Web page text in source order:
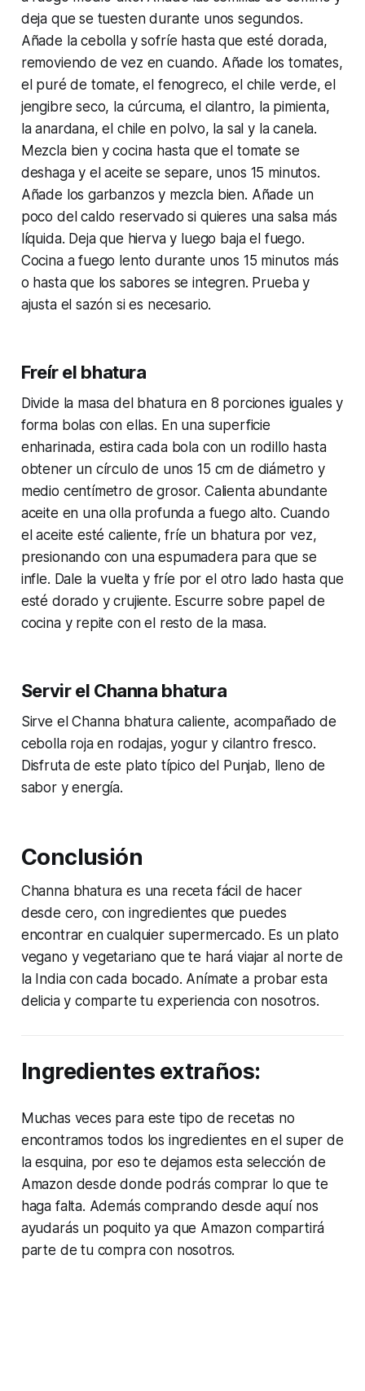
deja que se tuesten durante unos segundos.
Añade la cebolla y sofríe hasta que esté dorada,
removiendo de vez en cuando. Añade los tomates,
el puré de tomate, el fenogreco, el chile verde, el
jengibre seco, la cúrcuma, el cilantro, la pimienta,
la anardana, el chile en polvo, la sal y la canela.
Mezcla bien y cocina hasta que el tomate se
deshaga y el aceite se separe, unos 15 minutos.
Añade los garbanzos y mezcla bien. Añade un
poco del caldo reservado si quieres una salsa más
líquida. Deja que hierva y luego baja el fuego.
Cocina a fuego lento durante unos 15 minutos más
o hasta que los sabores se integren. Prueba y
ajusta el sazón si es necesario.
Freír el bhatura
Divide la masa del bhatura en 8 porciones iguales y
forma bolas con ellas. En una superficie
enharinada, estira cada bola con un rodillo hasta
obtener un círculo de unos 15 cm de diámetro y
medio centímetro de grosor. Calienta abundante
aceite en una olla profunda a fuego alto. Cuando
el aceite esté caliente, fríe un bhatura por vez,
presionando con una espumadera para que se
infle. Dale la vuelta y fríe por el otro lado hasta que
esté dorado y crujiente. Escurre sobre papel de
cocina y repite con el resto de la masa.
Servir el Channa bhatura
Sirve el Channa bhatura caliente, acompañado de
cebolla roja en rodajas, yogur y cilantro fresco.
Disfruta de este plato típico del Punjab, lleno de
sabor y energía.
Conclusión
Channa bhatura es una receta fácil de hacer
desde cero, con ingredientes que puedes
encontrar en cualquier supermercado. Es un plato
vegano y vegetariano que te hará viajar al norte de
la India con cada bocado. Anímate a probar esta
delicia y comparte tu experiencia con nosotros.
Ingredientes extraños:
Muchas veces para este tipo de recetas no
encontramos todos los ingredientes en el super de
la esquina, por eso te dejamos esta selección de
Amazon desde donde podrás comprar lo que te
haga falta. Además comprando desde aquí nos
ayudarás un poquito ya que Amazon compartirá
parte de tu compra con nosotros.